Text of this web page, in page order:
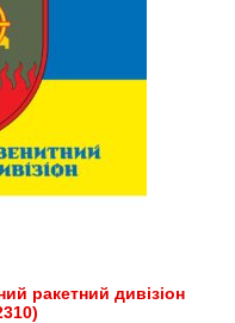
ракетний дивізіон